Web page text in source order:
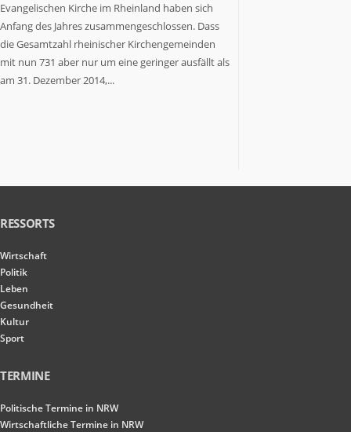
Evangelischen Kirche im Rheinland haben sich
Anfang des Jahres zusammengeschlossen. Dass
die Gesamtzahl rheinischer Kirchengemeinden
mit nun 731 aber nur um eine geringer ausfällt als
am 31. Dezember 2014,...
RESSORTS
Wirtschaft
Politik
Leben
Gesundheit
Kultur
Sport
TERMINE
Politische Termine in NRW
Wirtschaftliche Termine in NRW